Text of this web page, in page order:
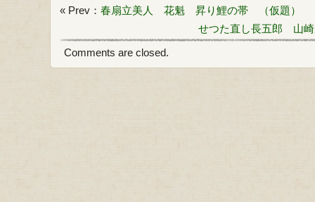
« Prev： 春扇立美人 花魁 昇り鯉の帯 （仮題）
せつた直し長五郎 山
Comments are closed.